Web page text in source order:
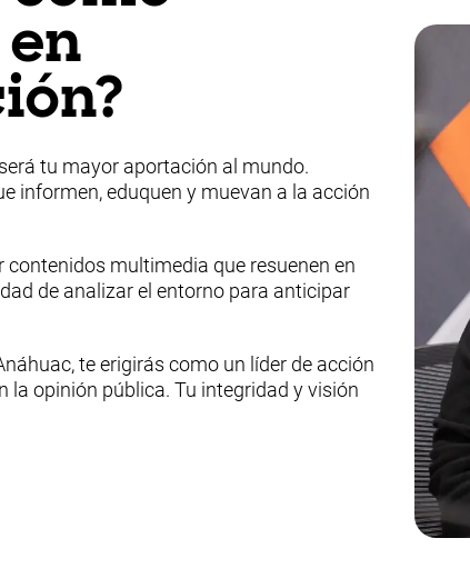
tu mayor aportación al mundo.
informen, eduquen y muevan a la acción
multimedia que resuenen en
de analizar el entorno para anticipar
te erigirás como un líder de acción
opinión pública. Tu integridad y visión